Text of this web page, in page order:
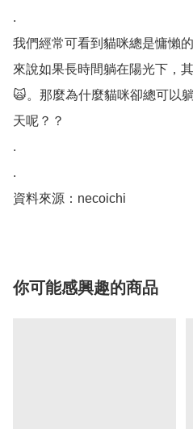
.
我們經常可看到貓咪總是慵懶
來說如果長時間躺在陽光下，
🙀。那麼為什麼貓咪卻總可以
天呢？？
.
.
資料來源：necoichi
你可能感興趣的商品